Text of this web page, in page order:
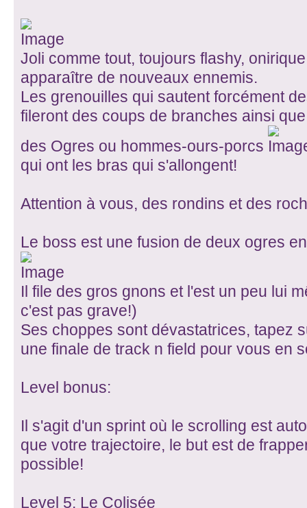
Joli comme tout, toujours flashy,
apparaître de nouveaux ennemis.
Les grenouilles qui sautent forcément
fileront des coups de branches ainsi que
des Ogres ou hommes-ours-porcs
qui ont les bras qui s'allongent!
Attention à vous, des rondins et des
Le boss est une fusion de deux ogres
Il file des gros gnons et l'est un peu lui
c'est pas grave!)
Ses choppes sont dévastatrices, tapez
une finale de track n field pour vous en
Level bonus:
Il s'agit d'un sprint où le scrolling est
que votre trajectoire, le but est de
possible!
Level 5: Le Colisée